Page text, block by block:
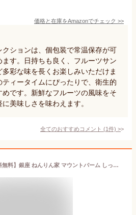
価格と在庫をAmazonでチェック >>
ションは、個包装で常温保存が可
す。日持ちも良く、フルーツサン
多彩な味を長くお楽しみいただけま
ィータイムにぴったりで、衛生的
です。新鮮なフルーツの風味をそ
美味しさを味わえます。
全てのおすすめコメント (1件) >
2個セット【MM・送料無料】銀座 ねんりん家 マウントバーム しっかり芽『1山 MM』バウムクーヘン 定番 東京土産 手土産 お供え物 お菓子 銘菓